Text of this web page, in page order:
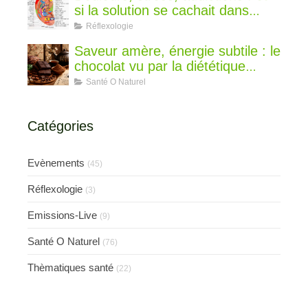
si la solution se cachait dans
votre oreille ?
Réflexologie
Saveur amère, énergie subtile : le
chocolat vu par la diététique
chinoise
Santé O Naturel
Catégories
Evènements (45)
Réflexologie (3)
Emissions-Live (9)
Santé O Naturel (76)
Thèmatiques santé (22)